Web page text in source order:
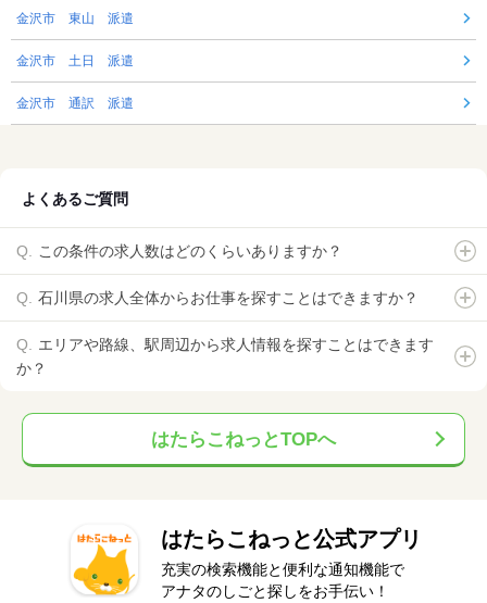
金沢市 東山 派遣
金沢市 土日 派遣
金沢市 通訳 派遣
よくあるご質問
この条件の求人数はどのくらいありますか？
石川県の求人全体からお仕事を探すことはできますか？
エリアや路線、駅周辺から求人情報を探すことはできます
か？
はたらこねっとTOPへ
はたらこねっと公式アプリ
充実の検索機能と便利な通知機能で
アナタのしごと探しをお手伝い！